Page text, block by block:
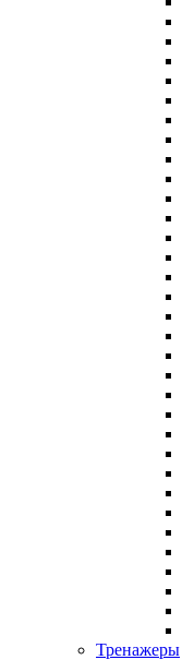
Тренажеры